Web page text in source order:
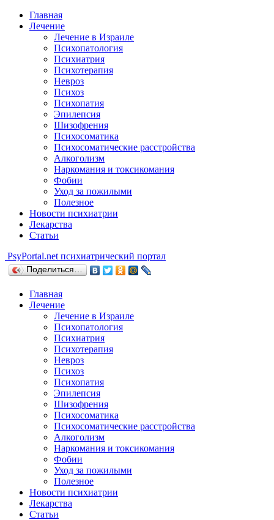
Главная
Лечение
Лечение в Израиле
Психопатология
Психиатрия
Психотерапия
Невроз
Психоз
Психопатия
Эпилепсия
Шизофрения
Психосоматика
Психосоматические расстройства
Алкоголизм
Наркомания и токсикомания
Фобии
Уход за пожилыми
Полезное
Новости психиатрии
Лекарства
Статьи
PsyPortal.net психиатрический портал
Поделиться…
Главная
Лечение
Лечение в Израиле
Психопатология
Психиатрия
Психотерапия
Невроз
Психоз
Психопатия
Эпилепсия
Шизофрения
Психосоматика
Психосоматические расстройства
Алкоголизм
Наркомания и токсикомания
Фобии
Уход за пожилыми
Полезное
Новости психиатрии
Лекарства
Статьи